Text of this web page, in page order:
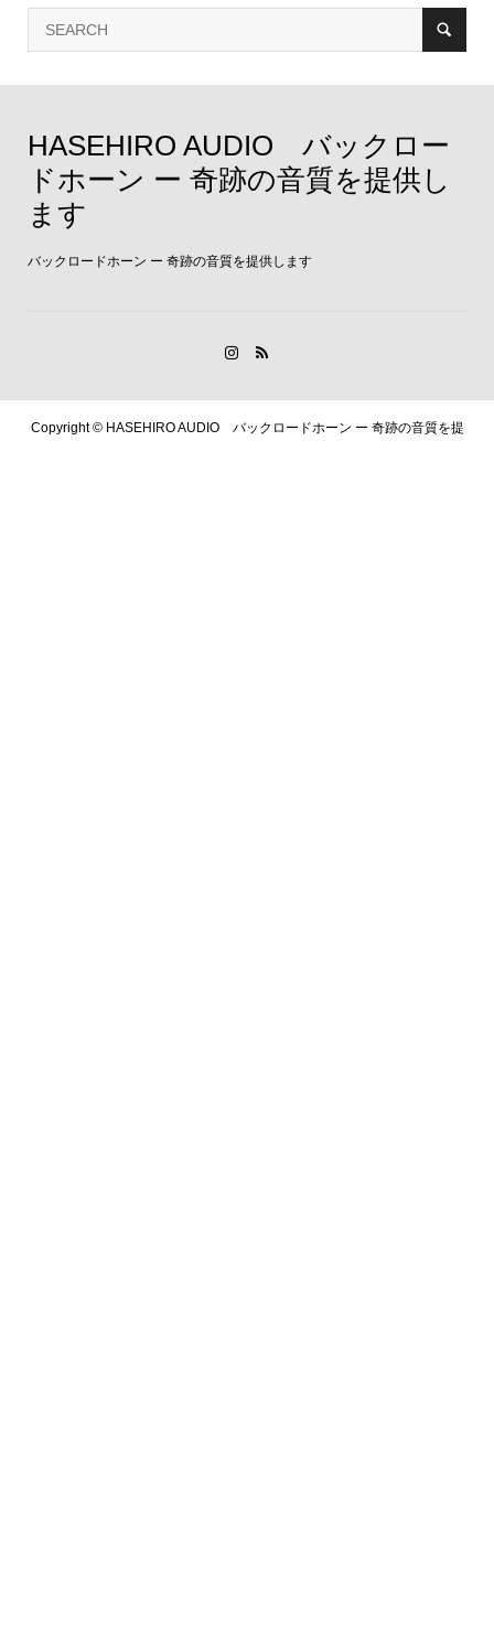
HASEHIRO AUDIO バックロー
ドホーン ー 奇跡の音質を提供し
ます
バックロードホーン ー 奇跡の音質を提供します
Copyright ©HASEHIRO AUDIO バックロードホーン ー 奇跡の音質を提